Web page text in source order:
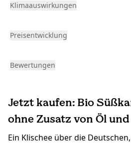
Klimaauswirkungen
Preisentwicklung
Bewertungen
Jetzt kaufen: Bio
ohne Zusatz von Öl
Ein Klischee über die